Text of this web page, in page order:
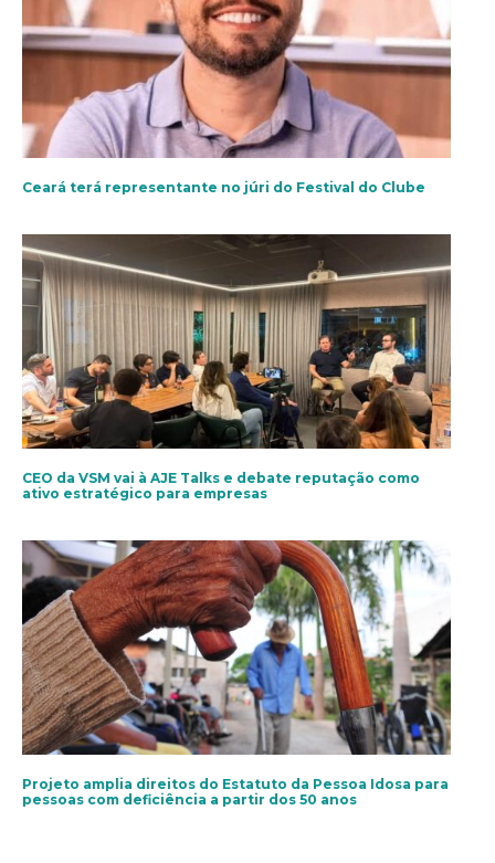
Ceará terá representante no júri do Festival do Clube
CEO da VSM vai à AJE Talks e debate reputação como
ativo estratégico para empresas
Projeto amplia direitos do Estatuto da Pessoa Idosa para
pessoas com deficiência a partir dos 50 anos